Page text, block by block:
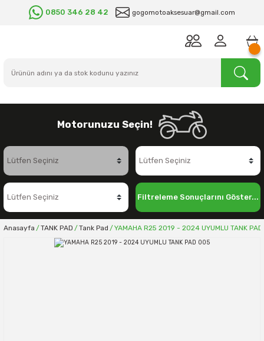
0850 346 28 42 gogomotoaksesuar@gmail.com
Motorunuzu Seçin!
Filtreleme Sonuçlarını Göster...
Anasayfa TANK PAD Tank Pad YAMAHA R25 2019 - 2024 UYUMLU TANK